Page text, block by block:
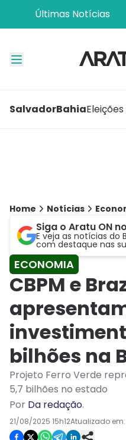
Últimas Notícias
SalvadorBahia
Home Notícias
Siga o Aratu ON
E veja as notícias do
com destaque nas
ECONOMIA
CBPM e
bilhões na
Projeto Ferro Verde
5,7 bilhões no estado
Por Da redação.
21/08/2025 15h12Atualizado em: